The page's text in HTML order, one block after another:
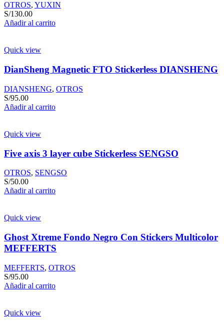
OTROS, YUXIN
S/130.00
Añadir al carrito
Quick view
DianSheng Magnetic FTO Stickerless DIANSHENG
DIANSHENG, OTROS
S/95.00
Añadir al carrito
Quick view
Five axis 3 layer cube Stickerless SENGSO
OTROS, SENGSO
S/50.00
Añadir al carrito
Quick view
Ghost Xtreme Fondo Negro Con Stickers Multicolor
MEFFERTS
MEFFERTS, OTROS
S/95.00
Añadir al carrito
Quick view